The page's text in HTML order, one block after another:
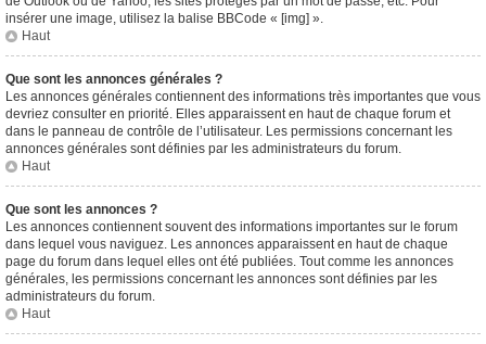
insérer une image, utilisez la balise BBCode « [img] ».
Haut
Que sont les annonces générales ?
Les annonces générales contiennent des informations très importantes que vous
devriez consulter en priorité. Elles apparaissent en haut de chaque forum et
dans le panneau de contrôle de l’utilisateur. Les permissions concernant les
annonces générales sont définies par les administrateurs du forum.
Haut
Que sont les annonces ?
Les annonces contiennent souvent des informations importantes sur le forum
dans lequel vous naviguez. Les annonces apparaissent en haut de chaque
page du forum dans lequel elles ont été publiées. Tout comme les annonces
générales, les permissions concernant les annonces sont définies par les
administrateurs du forum.
Haut